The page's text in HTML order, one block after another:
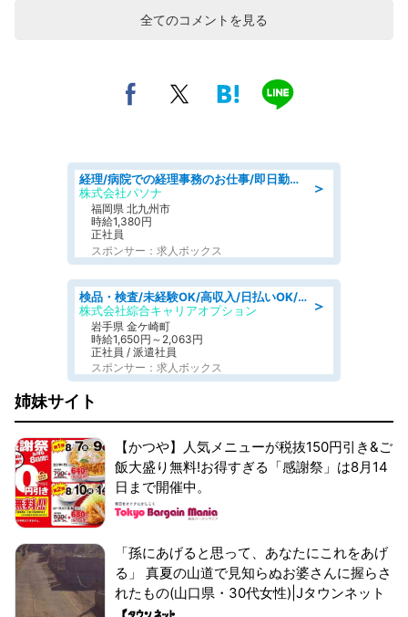
全てのコメントを見る
＞
経理/病院での経理事務のお仕事/即日勤務可/車通勤可/経理/一般事務
株式会社パソナ
福岡県 北九州市
時給1,380円
正社員
スポンサー：求人ボックス
＞
検品・検査/未経験OK/高収入/日払いOK/交替制/20・30・40代活躍中
株式会社綜合キャリアオプション
岩手県 金ケ崎町
時給1,650円～2,063円
正社員 / 派遣社員
スポンサー：求人ボックス
姉妹サイト
【かつや】人気メニューが税抜150円引き&ご
飯大盛り無料!お得すぎる「感謝祭」は8月14
日まで開催中。
「孫にあげると思って、あなたにこれをあげ
る」 真夏の山道で見知らぬお婆さんに握らさ
れたもの(山口県・30代女性)|Jタウンネット